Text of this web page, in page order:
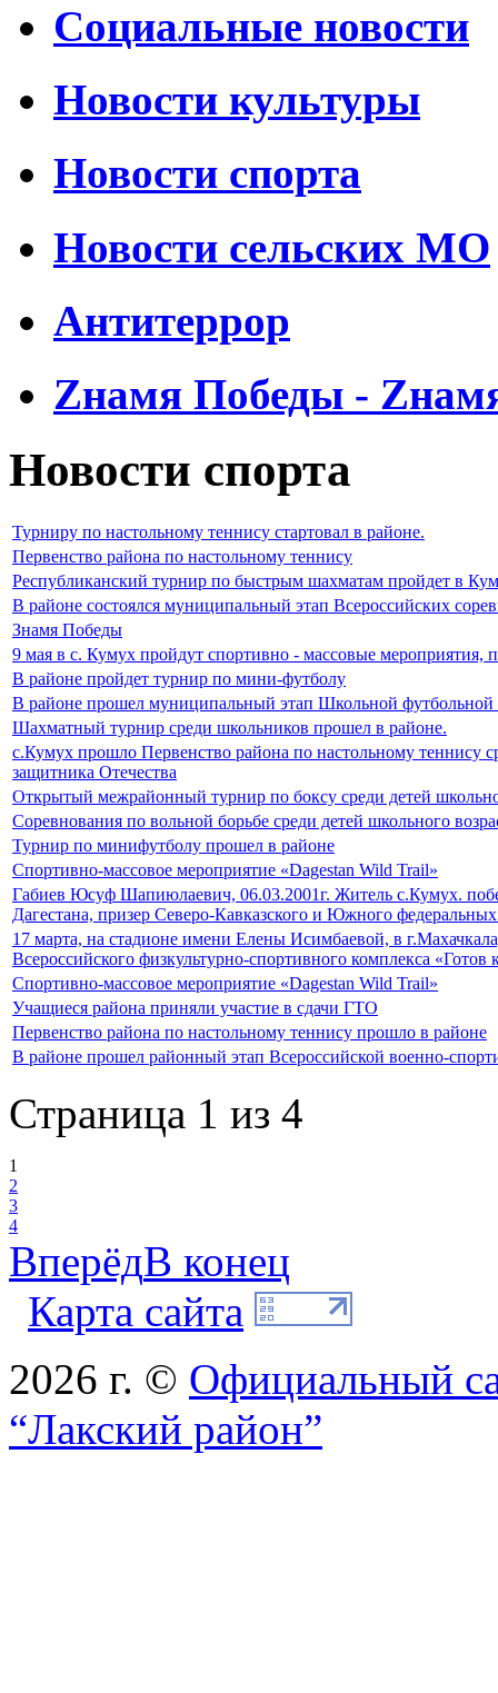
Социальные новости
Новости культуры
Новости спорта
Новости сельских МО
Антитеррор
Zнамя Победы -
Новости спорта
Турниру по настольному теннису стартовал в районе.
Первенство района по настольному теннису
Республиканский турнир по быстрым шахматам пройдет в
В районе состоялся муниципальный этап Всероссийских
Знамя Победы
9 мая в с. Кумух пройдут спортивно - массовые
В районе пройдет турнир по мини-футболу
В районе прошел муниципальный этап Школьной футбольной
Шахматный турнир среди школьников прошел в районе.
с.Кумух прошло Первенство района по настольному теннису
защитника Отечества
Открытый межрайонный турнир по боксу среди детей
Соревнования по вольной борьбе среди детей школьного
Турнир по минифутболу прошел в районе
Спортивно-массовое мероприятие «Dagestan Wild Trail»
Габиев Юсуф Шапиюлаевич, 06.03.2001г. Житель с.Кумух.
Дагестана, призер Северо-Кавказского и Южного
17 марта, на стадионе имени Елены Исимбаевой, в
Всероссийского физкультурно-спортивного комплекса
Спортивно-массовое мероприятие «Dagestan Wild Trail»
Учащиеся района приняли участие в сдачи ГТО
Первенство района по настольному теннису прошло в районе
В районе прошел районный этап Всероссийской военно-
Страница 1 из 4
1
2
3
4
ВперёдВ конец
Карта сайта
2026 г. © Официальный
“Лакский район”